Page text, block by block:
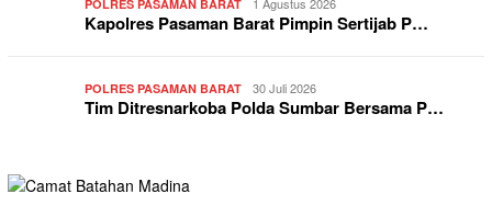
POLRES PASAMAN BARAT
Kapolres Pasaman Barat Pimpin Sertijab P…
POLRES PASAMAN BARAT 30 Juli 2026
Tim Ditresnarkoba Polda Sumbar Bersama P…